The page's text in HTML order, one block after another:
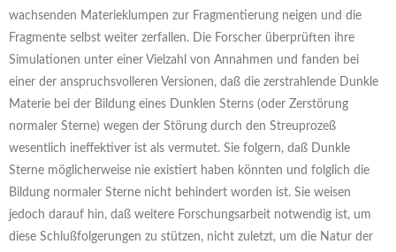
wachsenden Materieklumpen zur Fragmentierung neigen und die
Fragmente selbst weiter zerfallen. Die Forscher überprüften ihre
Simulationen unter einer Vielzahl von Annahmen und fanden bei
einer der anspruchsvolleren Versionen, daß die zerstrahlende Dunkle
Materie bei der Bildung eines Dunklen Sterns (oder Zerstörung
normaler Sterne) wegen der Störung durch den Streuprozeß
wesentlich ineffektiver ist als vermutet. Sie folgern, daß Dunkle
Sterne möglicherweise nie existiert haben könnten und folglich die
Bildung normaler Sterne nicht behindert worden ist. Sie weisen
jedoch darauf hin, daß weitere Forschungsarbeit notwendig ist, um
diese Schlußfolgerungen zu stützen, nicht zuletzt, um die Natur der